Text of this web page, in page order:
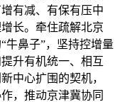
有减、有保有压中
长。牵住疏解北京
牛鼻子”，坚持控增量
升有机统一、相互
中心扩围的契机，
，推动京津冀协同